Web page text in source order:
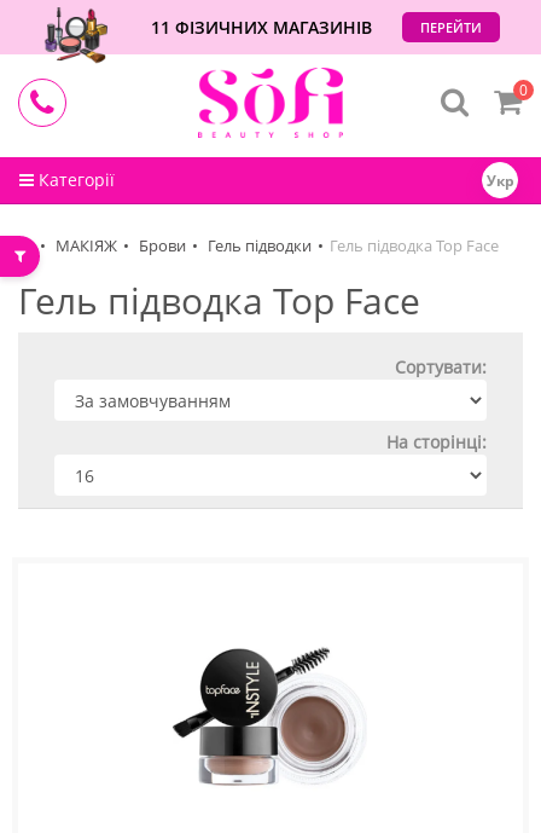
11 ФІЗИЧНИХ МАГАЗИНІВ ПЕРЕЙТИ
Категорії Укр
0
МАКІЯЖ Брови Гель підводки Гель підводка Top Face
Гель підводка Top Face
Сортувати:
На сторінці: